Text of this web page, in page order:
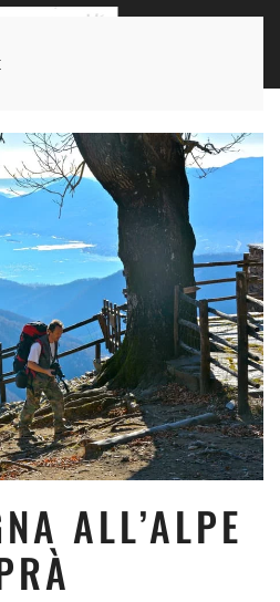
ALL’ALPE